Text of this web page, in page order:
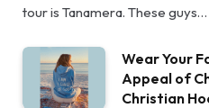
tour is Tanamera. These guys…
Wear Your
Appeal of
Christian